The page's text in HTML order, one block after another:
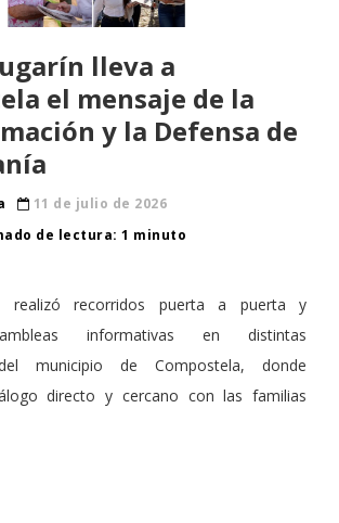
lleva a
el mensaje de la
y la Defensa de
11 de julio de 2026
de lectura: 1 minuto
realizó recorridos puerta a puerta y
informativas en distintas
municipio de Compostela, donde
directo y cercano con las familias